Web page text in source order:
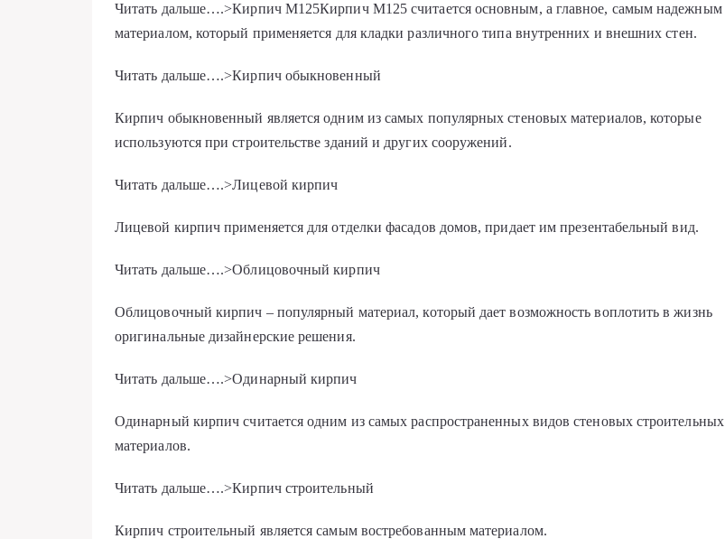
Читать дальше….>Кирпич М125Кирпич М125 считается основным, а главное, самым надежным
материалом, который применяется для кладки различного типа внутренних и внешних стен.
Читать дальше….>Кирпич обыкновенный
Кирпич обыкновенный является одним из самых популярных стеновых материалов, которые
используются при строительстве зданий и других сооружений.
Читать дальше….>Лицевой кирпич
Лицевой кирпич применяется для отделки фасадов домов, придает им презентабельный вид.
Читать дальше….>Облицовочный кирпич
Облицовочный кирпич – популярный материал, который дает возможность воплотить в жизнь
оригинальные дизайнерские решения.
Читать дальше….>Одинарный кирпич
Одинарный кирпич считается одним из самых распространенных видов стеновых строительных
материалов.
Читать дальше….>Кирпич строительный
Кирпич строительный является самым востребованным материалом.